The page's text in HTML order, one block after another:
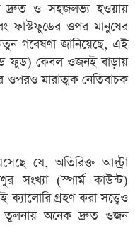
দ্রুত ও সহজলভ্য হওয়ায়
ফাস্টফুডের ওপর মানুষের
গবেষণা জানিয়েছে, এই
ফুড) কেবল ওজনই বাড়ায়
ওপরও মারাত্মক নেতিবাচক
যে, অতিরিক্ত আল্ট্রা
সংখ্যা (স্পার্ম কাউন্ট)
গ্রহণ করা সত্ত্বেও
তুলনায় অনেক দ্রুত ওজন